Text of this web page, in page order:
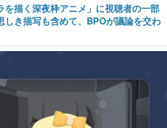
を描く深夜枠アニメ」に視聴者の一部
き描写も含めて、BPOが議論を交わ